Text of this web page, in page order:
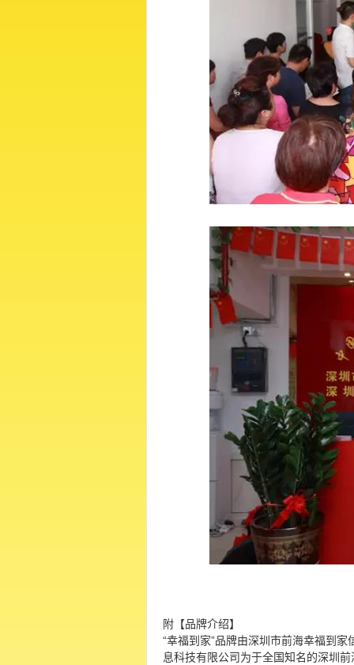
附【品牌介绍】
“幸福到家”品牌由深圳市前海幸福到
息科技有限公司为于全国知名的深圳